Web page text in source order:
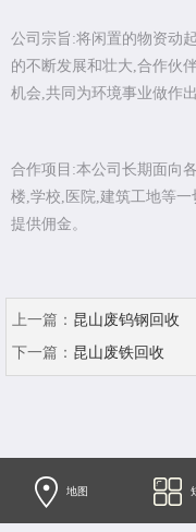
公司宗旨:将闲置的物资动
的不断发展和壮大,合作伙
机会,共同为环境事业做作
合作项目:本公司长期面向
楼,学校,医院,建筑工地等
提供佣金。
上一篇： 昆山废钨钢回收
下一篇： 昆山废铁回收
地图